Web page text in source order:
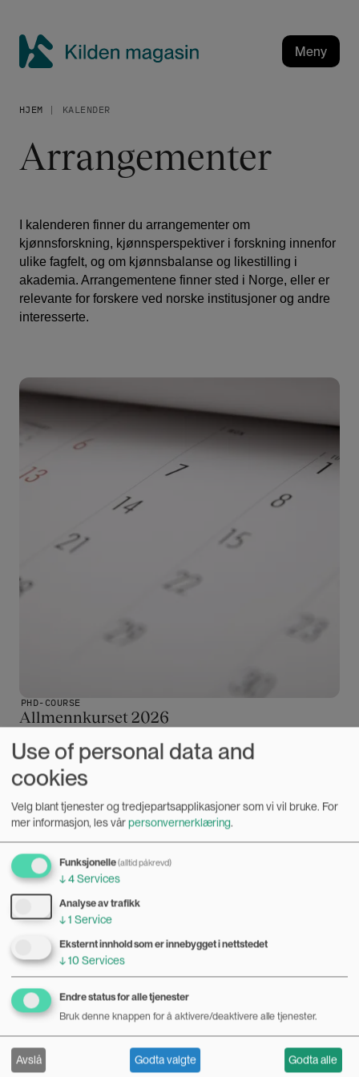
e
a
g
a
s
i
Meny
HJEM KALENDER
Arrangementer
I kalenderen finner du arrangementer om
kjønnsforskning, kjønnsperspektiver i forskning innenfor
ulike fagfelt, og om kjønnsbalanse og likestilling i
akademia. Arrangementene finner sted i Norge, eller er
relevante for forskere ved norske institusjoner og andre
interesserte.
PHD-COURSE
Allmennkurset 2026
Sted: Bergen
Den nasjonale forskerskolen i kjønnsforskning inviterer
and Vulnerability, som tar for seg ulike konseptualiseringer
av sårbarhet i feministisk, skeiv, kjønns- og
19.11.2026 – 20.11.2026
Bilde
ø
r
Første
F
Forrige
S
i
d
1
N
å
v
2
Use of personal data and
cookies
Velg blant tjenester og tredjepartsapplikasjoner som vi vil bruke. For
mer informasjon, les vårpersonvernerklæring.
Funksjonelle(alltid påkrevd)
↓4Services
Analyse av trafikk
↓1 Service
Eksternt innhold som er innebygget i nettstedet
↓10 Services
Endre status for alle tjenester
Bruk denne knappen for å aktivere/deaktivere alle tjenester.
Avslå Godta valgte Godta alle